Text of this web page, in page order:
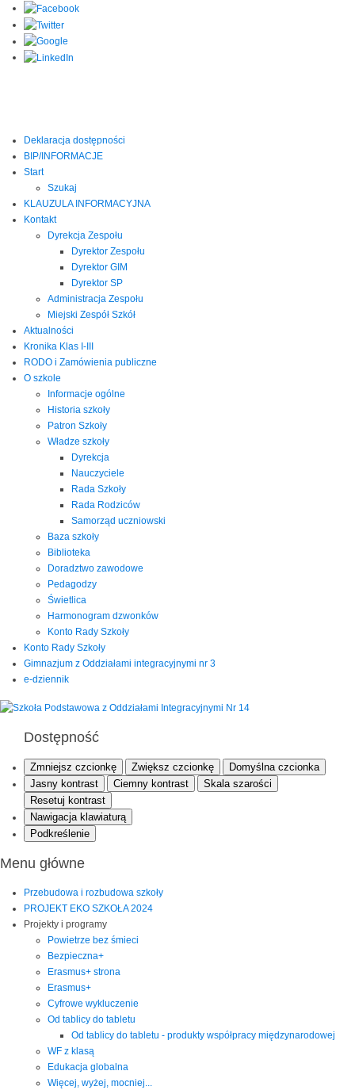
Deklaracja dostępności
BIP/INFORMACJE
Start
Szukaj
KLAUZULA INFORMACYJNA
Kontakt
Dyrekcja Zespołu
Dyrektor Zespołu
Dyrektor GIM
Dyrektor SP
Administracja Zespołu
Miejski Zespół Szkół
Aktualności
Kronika Klas I-III
RODO i Zamówienia publiczne
O szkole
Informacje ogólne
Historia szkoły
Patron Szkoły
Władze szkoły
Dyrekcja
Nauczyciele
Rada Szkoły
Rada Rodziców
Samorząd uczniowski
Baza szkoły
Biblioteka
Doradztwo zawodowe
Pedagodzy
Świetlica
Harmonogram dzwonków
Konto Rady Szkoły
Konto Rady Szkoły
Gimnazjum z Oddziałami integracyjnymi nr 3
e-dziennik
Dostępność
Zmniejsz czcionkę Zwiększ czcionkę
Domyślna czcionka
Jasny kontrast
Ciemny kontrast
Skala szarości
Resetuj kontrast
Nawigacja klawiaturą
Podkreślenie
Menu główne
Przebudowa i rozbudowa szkoły
PROJEKT EKO SZKOŁA 2024
Projekty i programy
Powietrze bez śmieci
Bezpieczna+
Erasmus+ strona
Erasmus+
Cyfrowe wykluczenie
Od tablicy do tabletu
Od tablicy do tabletu - produkty współpracy międzynarodowej
WF z klasą
Edukacja globalna
Więcej, wyżej, mocniej...